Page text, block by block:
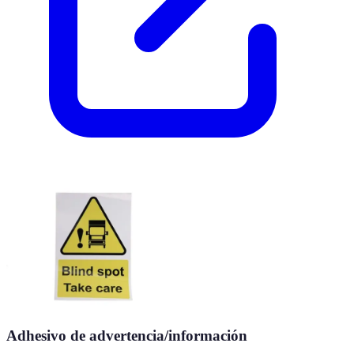
Adhesivo de advertencia/información